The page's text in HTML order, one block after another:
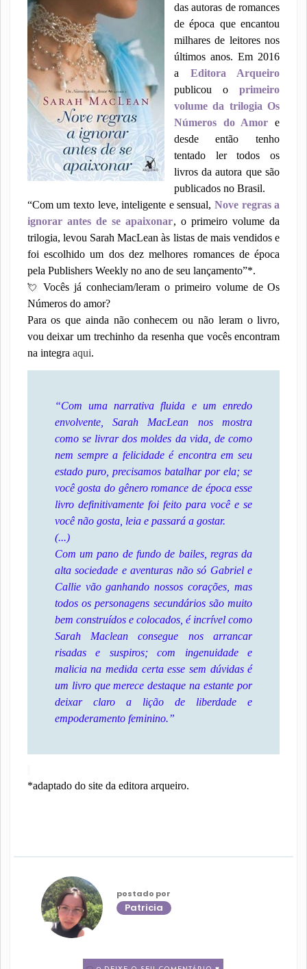
das autoras de romances
de época que encantou
milhares de leitores nos
últimos anos. Em 2016
a Editora Arqueiro
publicou oprimeiro
volume da trilogia Os
Números do Amor e
desde então tenho
tentado ler todos os
livros da autora que são
publicados no Brasil.
“Com um texto leve, inteligente e sensual,Nove regras a
ignorar antes de se apaixonar, o primeiro volume da
trilogia, levou Sarah MacLean às listas de mais vendidos e
foi escolhido um dos dez melhores romances de época
pela Publishers Weekly no ano de seu lançamento”*.
💘
Vocês já conheciam/leram o primeiro volume de Os
Números do amor?
Para os que ainda não conhecem ou não leram o livro,
vou deixar um trechinho da resenha que vocês encontram
na integra aqui.
“Com uma narrativa fluida e um enredo
envolvente, Sarah MacLean nos mostra
como se livrar dos moldes da vida, de como
nem sempre a felicidade é encontra em seu
estado puro, precisamos batalhar por ela; se
você gosta do gênero romance de época esse
livro definitivamente foi feito para você e se
você não gosta, leia e passará a gostar.
(...)
Com um pano de fundo de bailes, regras da
alta sociedade e aventuras não só Gabriel e
Callie vão ganhando nossos corações, mas
todos os personagens secundários são muito
bem construídos e colocados, é incrível como
Sarah Maclean consegue nos arrancar
risadas e suspiros; com ingenuidade e
malicia na medida certa esse sem dúvidas é
um livro que merece destaque na estante por
deixar claro a lição de liberdade e
empoderamento feminino.”
*adaptado do site da editora arqueiro.
postado por
Patricia